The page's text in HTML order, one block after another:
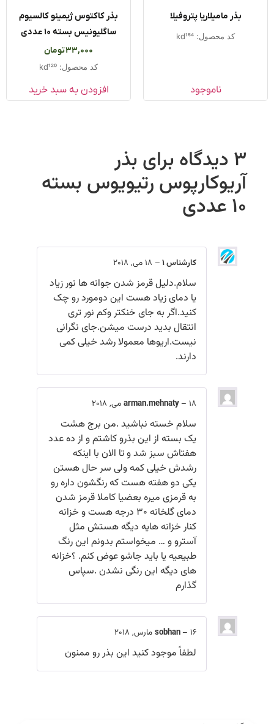
بذر مامیلاریا پتروفیلا
کد محصول: kd154
ناموجود
بذر کاکتوس ژیمینو کالسیوم
ساگلیونیس بسته ۱۰ عددی
33,000تومان
کد محصول: kd120
افزودن به سبد خرید
بذر
آریوکارپوس رتیویوس بسته
کارشناس 1 –18 می, 2018
سلام.دلیل قرمز شدن جوانه ها نور زیاد
یا دمای زیاد هست این دومورد رو چک
کنید.اگر به جای خنکتر وکم نور تری
انتقال بدید درست میشن.جای نگرانی
نیست.اریوها معمولا رشد خیلی کمی
arman.mehnaty
سلام خسته نباشید .من برج هشت
یک بسته از این بذرو کاشتم و از ده عدد
هفتاش سبز شد و تا الان با اینکه
رشدش خیلی کمه ولی سر حال هستن
یکی دو هفته هست که رنگشون داره رو
به قرمزی میره بعضیا کاملا قرمز شدن
دمای گلخانه 30 درجه هست و خزانه
کنار خزانه هایه دیگه هستش مثل
آسترو و … میخواستم بدونم این رنگ
طبیعیه یا باید جاشو عوض کنم. ؟خزانه
های دیگه این رنگی نشدن .سپاس
گذارم
sobhan
لطفاً موجود کنید این بذر رو ممنون